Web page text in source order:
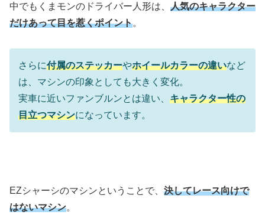
中でもくまモンのドライバー人形は、 人気のキャラクター
だけあって目を惹くポイント。
さらに付属のステッカーやホイールカラーの違いなど
は、マシンの印象としても大きく変化。
実車に近いファンブルンとは違い、 キャラクター性の
目立つマシンになっています。
EZシャーシのマシンということで、 決してレース向けで
はないマシン。